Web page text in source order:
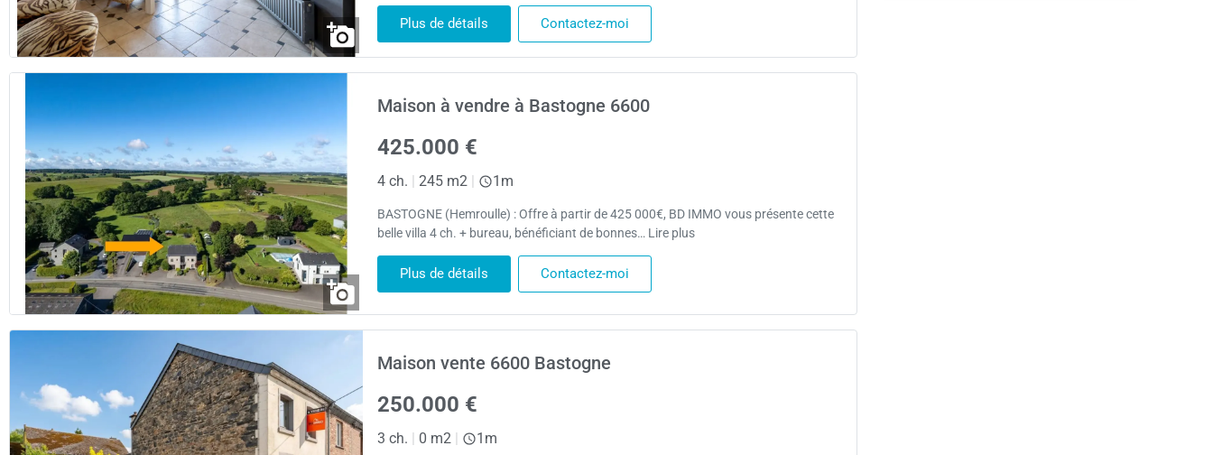
Plus de détails Contactez-moi
Maison à vendre à Bastogne 6600
425.000 €
4 ch. | 245 m2 | 1m
BASTOGNE (Hemroulle) : Offre à partir de 425 000€, BD IMMO vous présente cette
belle villa 4 ch. + bureau, bénéficiant de bonnes… Lire plus
Plus de détails Contactez-moi
Maison vente 6600 Bastogne
250.000 €
3 ch. 0 m2 1m